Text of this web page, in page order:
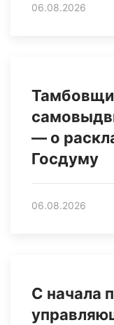
06.08.2026
— о
Госдуму
06.08.2026
С начала